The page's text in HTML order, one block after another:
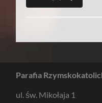
Parafia
ul. św. Mikołaja 1